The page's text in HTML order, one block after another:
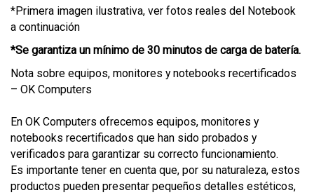
*Primera imagen ilustrativa, ver fotos reales del Notebook
a continuación
*Se garantiza un mínimo de 30 minutos de carga de batería.
Nota sobre equipos, monitores y notebooks recertificados
– OK Computers
En OK Computers ofrecemos equipos, monitores y
notebooks recertificados que han sido probados y
verificados para garantizar su correcto funcionamiento.
Es importante tener en cuenta que, por su naturaleza, estos
productos pueden presentar pequeños detalles estéticos,